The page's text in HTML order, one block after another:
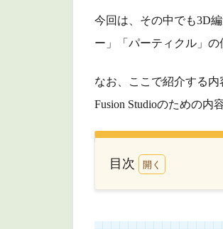
今回は、その中でも3D
ー」「パーティクル」の
なお、ここで紹介する内
Fusion Studioのための内
目次
デ